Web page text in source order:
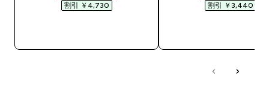
割引 ￥4,730‎
割引 ￥3,440‎